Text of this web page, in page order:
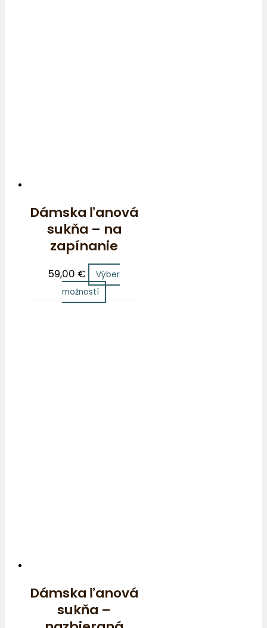
Dámska ľanová
sukňa – na
zapínanie
59,00 €
Výber
možností
Dámska ľanová
sukňa –